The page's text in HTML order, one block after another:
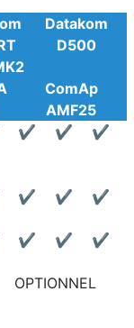
Datakom
D500
ComAp
AMF25
✔ ✔ ✔
✔ ✔ ✔
✔ ✔ ✔
OPTIONNEL